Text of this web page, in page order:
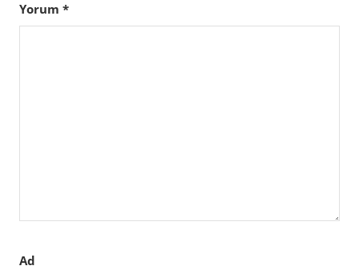
Yorum *
Ad